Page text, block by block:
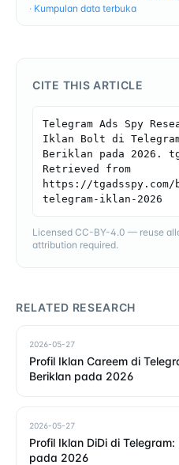
· Kumpulan data terbuka
CITE THIS ARTICLE
Telegram Ads Spy
Iklan Bolt di
Beriklan pada 2026.
Retrieved from
https://
telegram-iklan-2026
Licensed CC-BY-4.0 — reuse
attribution required.
RELATED RESEARCH
2026-05-27
Profil Iklan Careem di
Beriklan pada 2026
2026-05-27
Profil Iklan DiDi di
pada 2026